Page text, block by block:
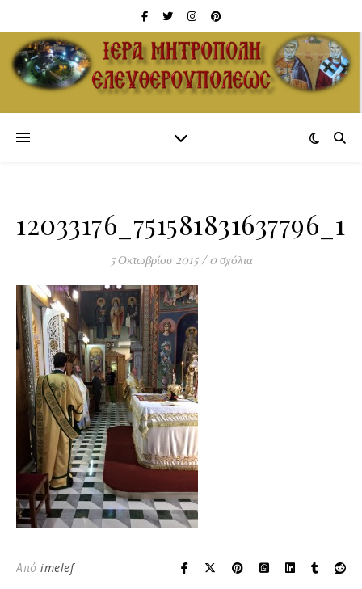
5 Οκτωβρίου 2015 / 0 σχόλια
Από imelef